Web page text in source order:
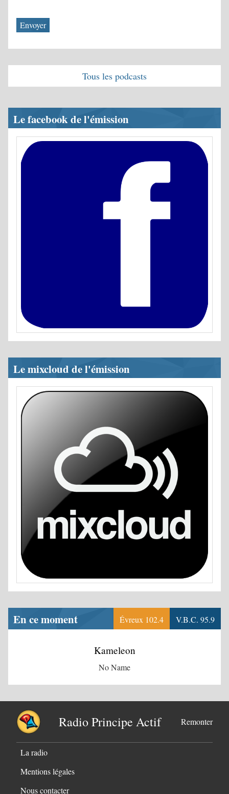
Tous les podcasts
Le facebook de l'émission
Le mixcloud de l'émission
En ce moment Évreux 102.4 V.B.C. 95.9
Kameleon
No Name
Radio Principe Actif Remonter
La radio
Mentions légales
Nous contacter